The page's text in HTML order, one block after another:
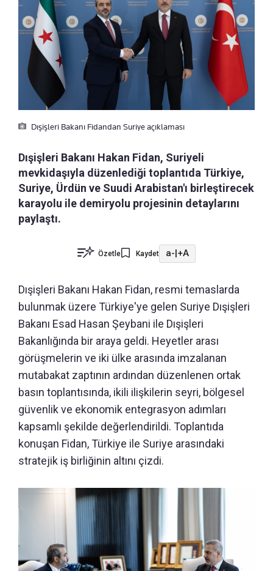
Dışişleri Bakanı Fidandan Suriye açıklaması
Dışişleri Bakanı Hakan Fidan, Suriyeli
mevkidaşıyla düzenlediği toplantıda Türkiye,
Suriye, Ürdün ve Suudi Arabistan'ı birleştirecek
karayolu ile demiryolu projesinin detaylarını
paylaştı.
Özetle Kaydet a- +A
Dışişleri Bakanı Hakan Fidan, resmi temaslarda
bulunmak üzere Türkiye'ye gelen Suriye Dışişleri
Bakanı Esad Hasan Şeybani ile Dışişleri
Bakanlığında bir araya geldi. Heyetler arası
görüşmelerin ve iki ülke arasında imzalanan
mutabakat zaptının ardından düzenlenen ortak
basın toplantısında, ikili ilişkilerin seyri, bölgesel
güvenlik ve ekonomik entegrasyon adımları
kapsamlı şekilde değerlendirildi. Toplantıda
konuşan Fidan, Türkiye ile Suriye arasındaki
stratejik iş birliğinin altını çizdi.